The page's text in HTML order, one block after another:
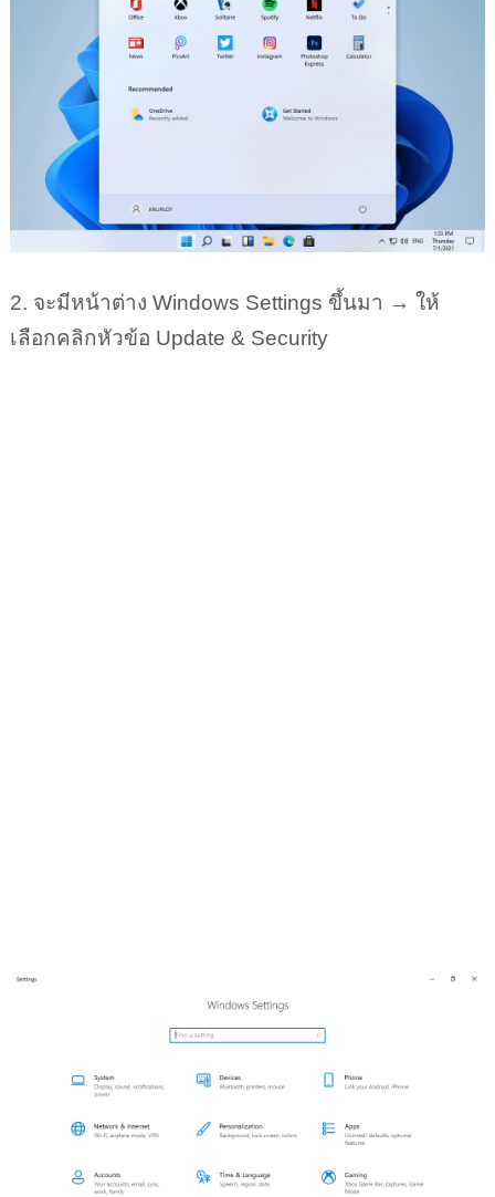
2. จะมีหน้าต่าง Windows Settings ขึ้นมา → ให้
เลือกคลิกหัวข้อ Update & Security